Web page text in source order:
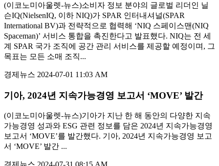
(이코노미아울렛-뉴스)소비자 정보 분야의 글로벌 리더인 닐
슨IQ(NielsenIQ, 이하 NIQ)가 SPAR 인터내셔널(SPAR
International BV)과 전략적으로 협력해 ‘NIQ 스페이스맨(NIQ
Spaceman)’ 서비스 통합을 촉진한다고 발표했다. NIQ는 전 세
계 SPAR 국가 조직에 공간 관리 서비스를 제공할 예정이며, 그
목표는 모든 소매 조직...
경제뉴스 2024-07-01 11:03 AM
기아, 2024년 지속가능경영 보고서 ‘MOVE’ 발간
(이코노미아울렛-뉴스)기아가 지난 한 해 동안의 다양한 지속
가능경영 성과와 ESG 관련 정보를 담은 2024년 지속가능경영
보고서 ‘MOVE’를 발간했다. 기아, 2024년 지속가능경영 보고
서 ‘MOVE’ 발간 ...